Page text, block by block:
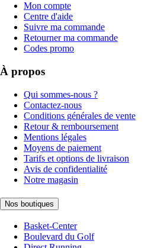
Mon compte
Centre d'aide
Suivre ma commande
Retourner ma commande
Codes promo
À propos
Qui sommes-nous ?
Contactez-nous
Conditions générales de vente
Retour & remboursement
Mentions légales
Moyens de paiement
Tarifs et options de livraison
Avis de confidentialité
Notre magasin
Nos boutiques
Basket-Center
Boulevard du Golf